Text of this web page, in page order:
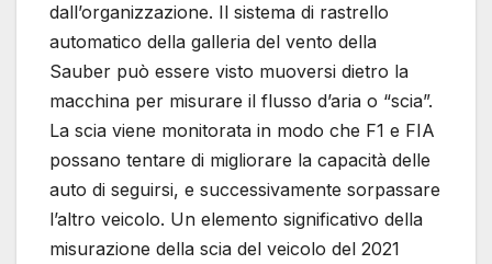
dall’organizzazione. Il sistema di rastrello
automatico della galleria del vento della
Sauber può essere visto muoversi dietro la
macchina per misurare il flusso d’aria o “scia”.
La scia viene monitorata in modo che F1 e FIA ​​
possano tentare di migliorare la capacità delle
auto di seguirsi, e successivamente sorpassare
l’altro veicolo. Un elemento significativo della
misurazione della scia del veicolo del 2021